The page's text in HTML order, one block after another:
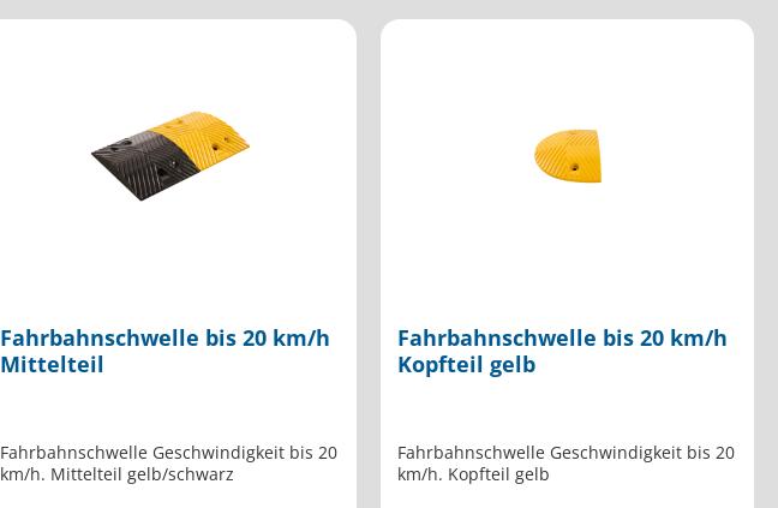
Fahrbahnschwelle bis 20 km/h
Mittelteil
Fahrbahnschwelle Geschwindigkeit bis 20
km/h. Mittelteil gelb/schwarz
Fahrbahnschwelle bis 20 km/h
Kopfteil gelb
Fahrbahnschwelle Geschwindigkeit bis 20
km/h. Kopfteil gelb